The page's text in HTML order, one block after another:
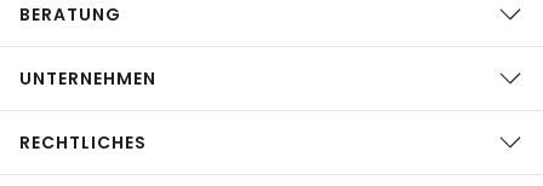
BERATUNG
UNTERNEHMEN
RECHTLICHES